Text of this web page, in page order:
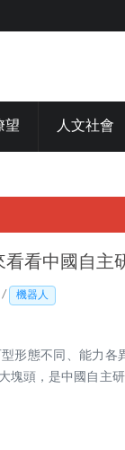
望 人文社會
看看中國自主
/ 機器人
形態不同、能力
塊頭，是中國自主